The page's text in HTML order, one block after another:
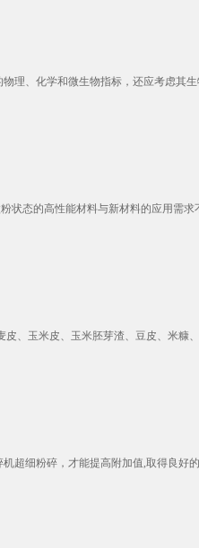
理、化学和微生物指标，还应考虑其
状态的高性能材料与新材料的应用需
、玉米皮、玉米胚芽渣、豆皮、米
超细粉碎，才能提高附加值,取得良好